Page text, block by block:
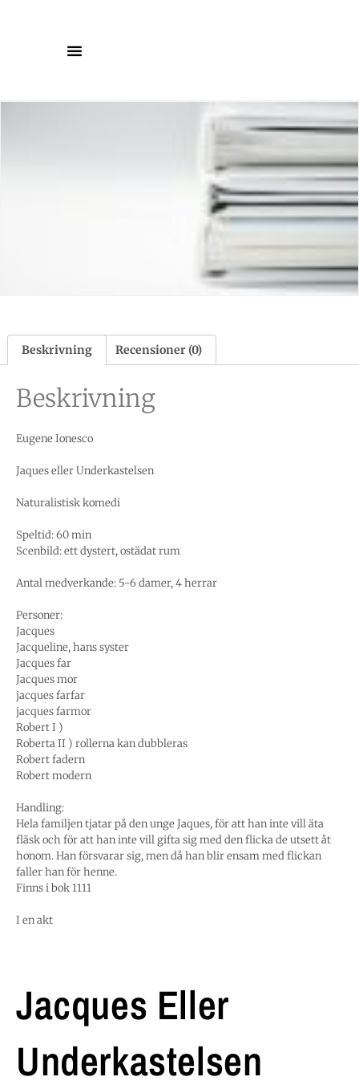
Beskrivning Recensioner (0)
Beskrivning
Eugene Ionesco
Jaques eller Underkastelsen
Naturalistisk komedi
Speltid: 60 min
Scenbild: ett dystert, ostädat rum
Antal medverkande: 5-6 damer, 4 herrar
Personer:
Jacques
Jacqueline, hans syster
Jacques far
Jacques mor
jacques farfar
jacques farmor
Robert I )
Roberta II ) rollerna kan dubbleras
Robert fadern
Robert modern
Handling:
Hela familjen tjatar på den unge Jaques, för att han inte vill äta
fläsk och för att han inte vill gifta sig med den flicka de utsett åt
honom. Han försvarar sig, men då han blir ensam med flickan
faller han för henne.
Finns i bok 1111
I en akt
Jacques Eller
Underkastelsen